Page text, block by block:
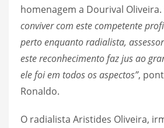
homenagem a Dourival Oliveira.
conviver com este competente
perto enquanto radialista,
este reconhecimento faz jus ao
ele foi em todos os aspectos”,
Ronaldo.
O radialista Aristides Oliveira,